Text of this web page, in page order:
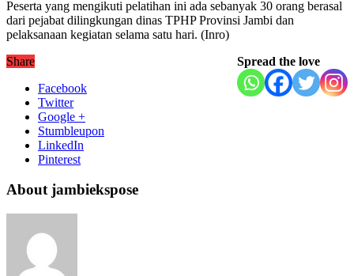
Peserta yang mengikuti pelatihan ini ada sebanyak 30 orang berasal
dari pejabat dilingkungan dinas TPHP Provinsi Jambi dan
pelaksanaan kegiatan selama satu hari. (Inro)
Spread the love
Share
Facebook
Twitter
Google +
Stumbleupon
LinkedIn
Pinterest
About jambiekspose